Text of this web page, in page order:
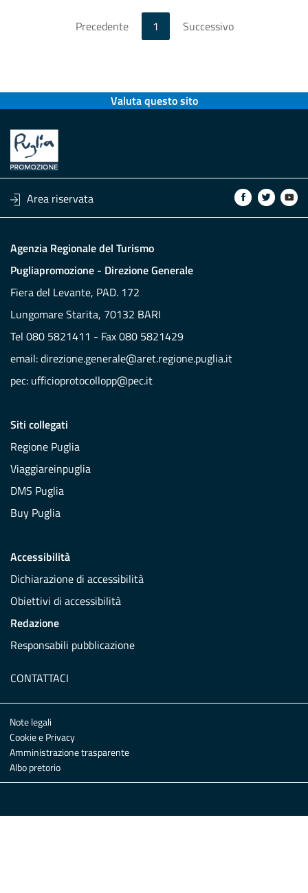
Precedente
1 Successivo
Valuta questo sito
Area riservata
Agenzia Regionale del Turismo
Pugliapromozione - Direzione Generale
Fiera del Levante, PAD. 172
Lungomare Starita, 70132 BARI
Tel 080 5821411 - Fax 080 5821429
email:direzione.generale@aret.regione.puglia.it
pec: ufficioprotocollopp@pec.it
Siti collegati
Regione Puglia
Viaggiareinpuglia
DMS Puglia
Buy Puglia
Accessibilità
Dichiarazione di accessibilità
Obiettivi di accessibilità
Redazione
Responsabili pubblicazione
CONTATTACI
Note legali
Cookie e Privacy
Amministrazione trasparente
Albo pretorio